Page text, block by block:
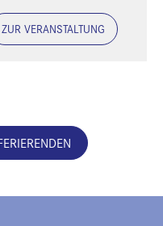
ZUR VERANSTALTUNG